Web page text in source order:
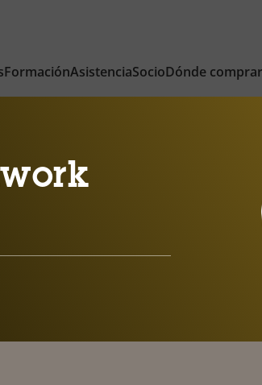
FormaciónAsistenciaSocioDónde comprar